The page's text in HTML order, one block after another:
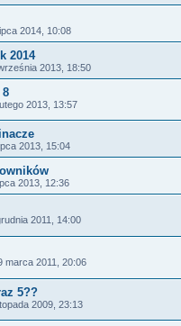
2014, 10:08
2014
2013, 18:50
8
2013, 13:57
2013, 15:04
2013, 12:36
2011, 14:00
marca 2011, 20:06
5??
2009, 23:13